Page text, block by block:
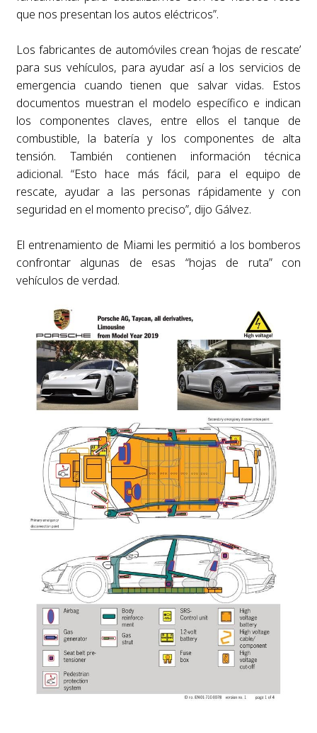
que nos presentan los autos eléctricos”.
Los fabricantes de automóviles crean ‘hojas de rescate’
para sus vehículos, para ayudar así a los servicios de
emergencia cuando tienen que salvar vidas. Estos
documentos muestran el modelo específico e indican
los componentes claves, entre ellos el tanque de
combustible, la batería y los componentes de alta
tensión. También contienen información técnica
adicional. “Esto hace más fácil, para el equipo de
rescate, ayudar a las personas rápidamente y con
seguridad en el momento preciso”, dijo Gálvez.
El entrenamiento de Miami les permitió a los bomberos
confrontar algunas de esas “hojas de ruta” con
vehículos de verdad.